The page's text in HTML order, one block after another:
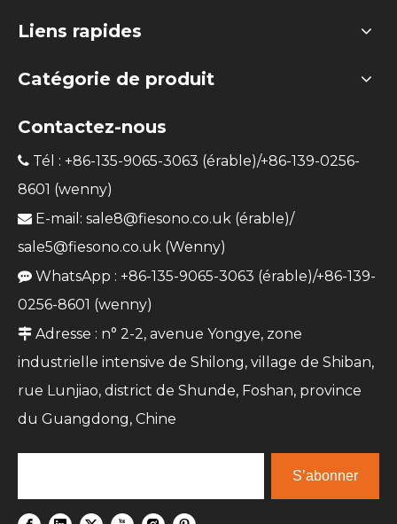
Liens rapides
Catégorie de produit
Contactez-nous
 Tél : +86-135-9065-3063 (érable)/+86-139-0256-
8601 (wenny)
 E-mail: sale8@fiesono.co.uk (érable)/
sale5@fiesono.co.uk (Wenny)
 WhatsApp : +86-135-9065-3063 (érable)/+86-139-
0256-8601 (wenny)
 Adresse : n° 2-2, avenue Yongye, zone
industrielle intensive de Shilong, village de Shiban,
rue Lunjiao, district de Shunde, Foshan, province
du Guangdong, Chine
S’abonner